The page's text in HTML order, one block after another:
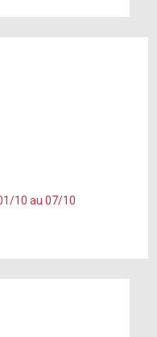
10 au 07/10